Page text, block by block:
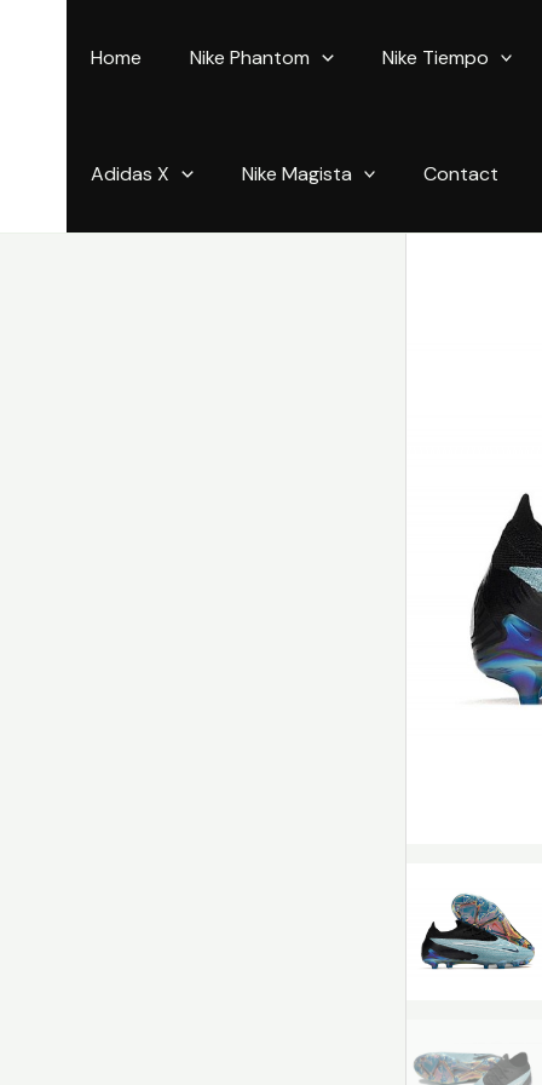
Home Nike Phantom Nike Tiempo
Adidas X Nike Magista Contact